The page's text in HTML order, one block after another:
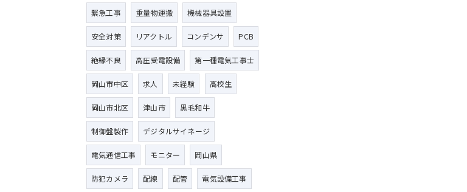
緊急工事 重量物運搬 機械器具設置
安全対策 リアクトル コンデンサ PCB
絶縁不良 高圧受電設備 第一種電気工事士
岡山市中区 求人 未経験 高校生
岡山市北区 津山市 黒毛和牛
制御盤製作 デジタルサイネージ
電気通信工事 モニター 岡山県
防犯カメラ 配線 配管 電気設備工事